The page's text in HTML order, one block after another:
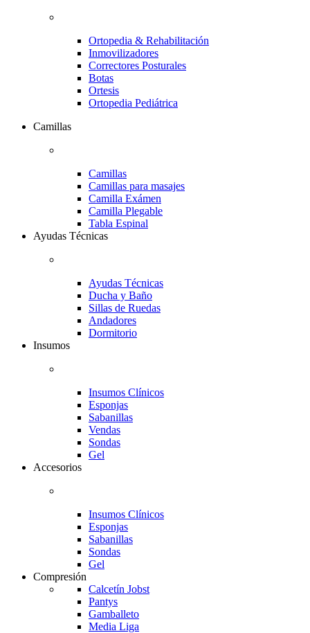
Ortopedia & Rehabilitación
Inmovilizadores
Correctores Posturales
Botas
Ortesis
Ortopedia Pediátrica
Camillas
Camillas
Camillas para masajes
Camilla Exámen
Camilla Plegable
Tabla Espinal
Ayudas Técnicas
Ayudas Técnicas
Ducha y Baño
Sillas de Ruedas
Andadores
Dormitorio
Insumos
Insumos Clínicos
Esponjas
Sabanillas
Vendas
Sondas
Gel
Accesorios
Insumos Clínicos
Esponjas
Sabanillas
Sondas
Gel
Compresión
Calcetín Jobst
Pantys
Gamballeto
Media Liga